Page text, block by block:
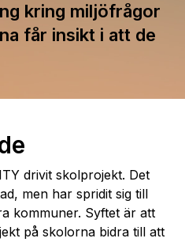
kring miljöfrågor
får insikt i att de
drivit skolprojekt. Det
men har spridit sig till
kommuner. Syftet är att
på skolorna bidra till att